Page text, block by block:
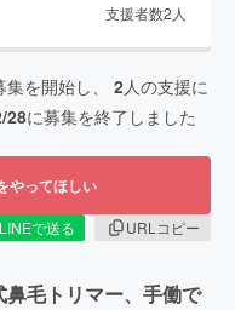
支援者数2 人
集を開始し、 2人の支援に
28に募集を終了しました
やってほしい
LINEで送る
URLコピー
毛トリマー、手働で